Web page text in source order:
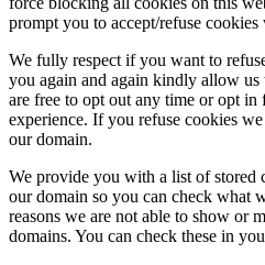
prompt you to accept/refuse
We fully respect if you want to
you again and again kindly allow us
are free to opt out any time or opt in
experience. If you refuse cookies
our domain.
We provide you with a list of stored
our domain so you can check what
reasons we are not able to show or
domains. You can check these in